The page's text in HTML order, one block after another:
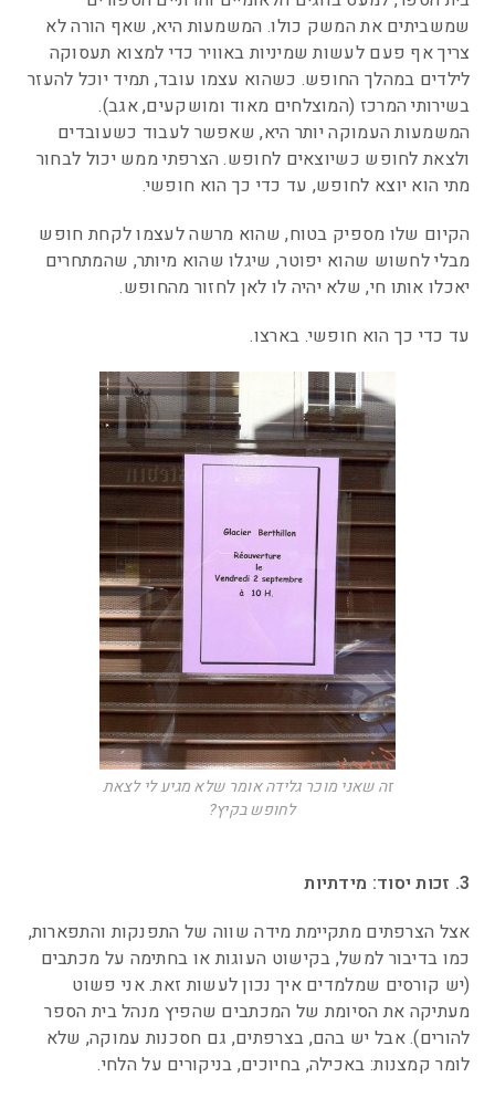
שמשביתים את המשק כולו. המשמעות היא, שאף הורה לא
צריך אף פעם לעשות שמיניות באוויר כדי למצוא תעסוקה
לילדים במהלך החופש. כשהוא עצמו עובד, תמיד יוכל להעזר
בשירותי המרכז (המוצלחים מאוד ומושקעים, אגב).
המשמעות העמוקה יותר היא, שאפשר לעבוד כשעובדים
ולצאת לחופש כשיוצאים לחופש. הצרפתי ממש יכול לבחור
מתי הוא יוצא לחופש, עד כדי כך הוא חופשי.
הקיום שלו מספיק בטוח, שהוא מרשה לעצמו לקחת חופש
מבלי לחשוש שהוא יפוטר, שיגלו שהוא מיותר, שהמתחרים
יאכלו אותו חי, שלא יהיה לו לאן לחזור מהחופש.
עד כדי כך הוא חופשי. בארצו.
זה שאני מוכר גלידה אומר שלא מגיע לי לצאת
לחופש בקיץ?
3. זכות יסוד: מידתיות
אצל הצרפתים מתקיימת מידה שווה של התפנקות והתפארות,
כמו בדיבור למשל, בקישוט העוגות או בחתימה על מכתבים
(יש קורסים שמלמדים איך נכון לעשות זאת. אני פשוט
מעתיקה את הסיומת של המכתבים שהפיץ מנהל בית הספר
להורים). אבל יש בהם, בצרפתים, גם חסכנות עמוקה, שלא
לומר קמצנות: באכילה, בחיוכים, בניקורים על הלחי.